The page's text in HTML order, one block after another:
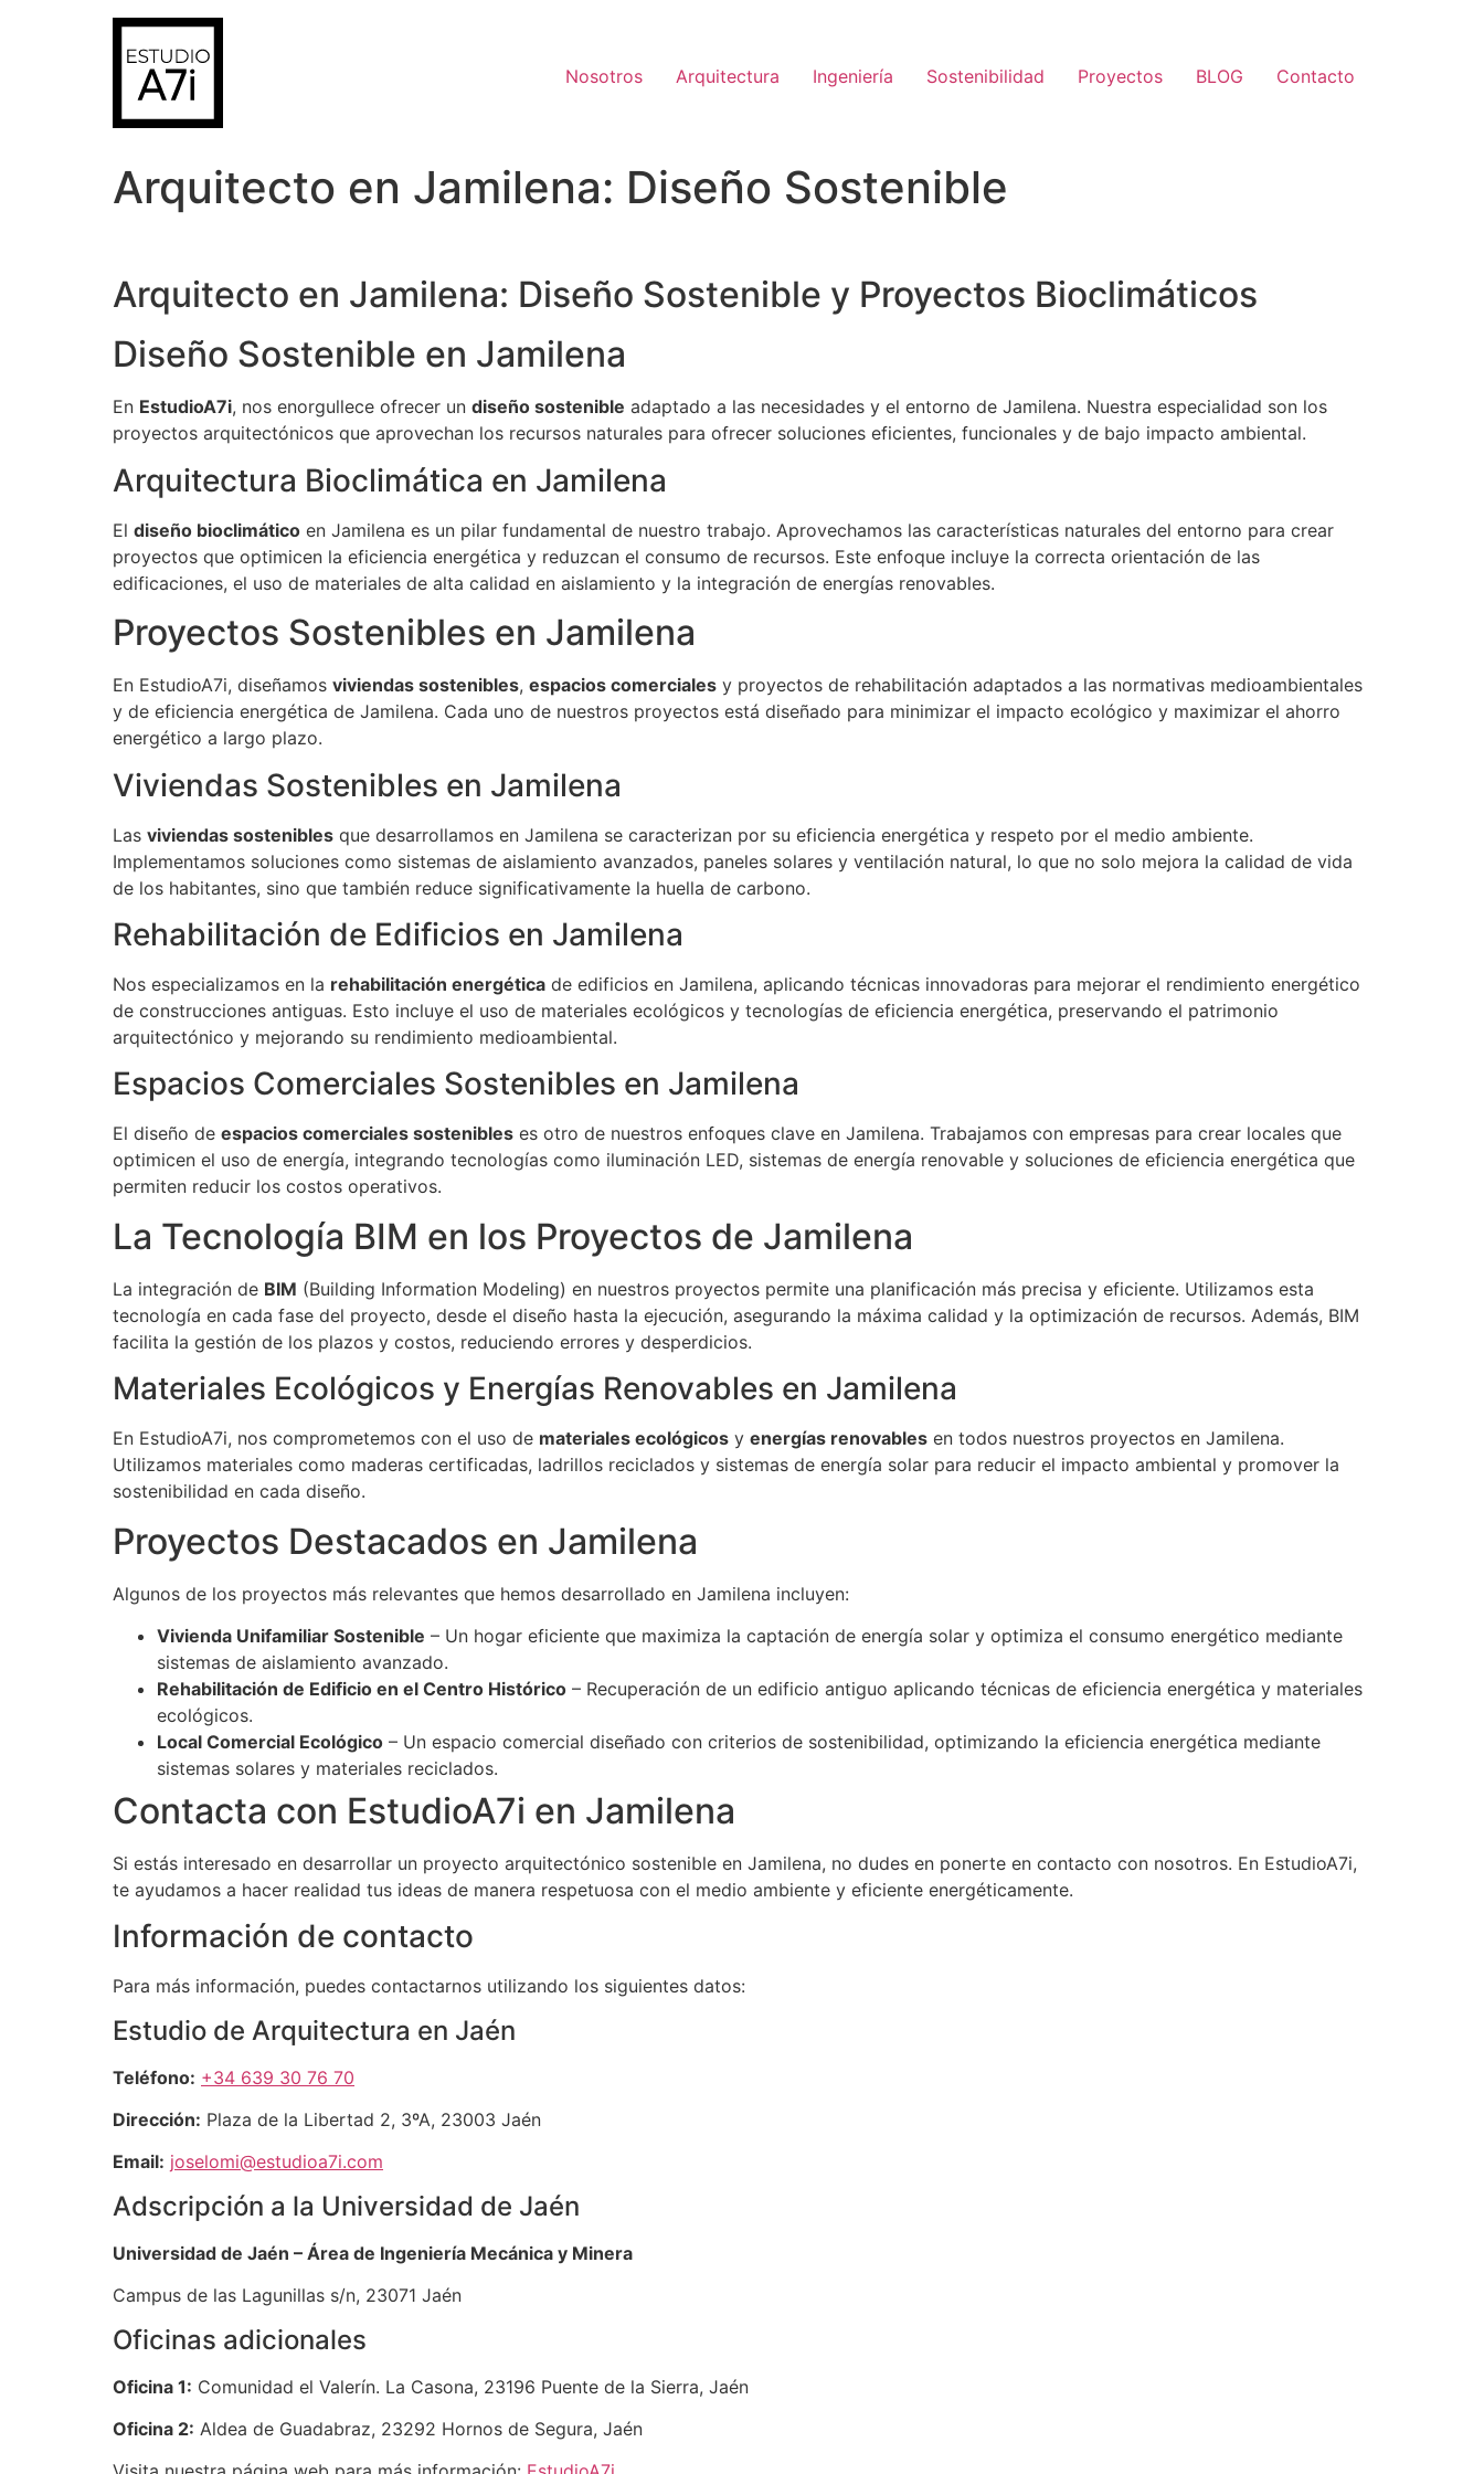
Nosotros Arquitectura Ingeniería Sostenibilidad Proyectos BLOG Contacto
Arquitecto en Jamilena: Diseño Sostenible
Arquitecto en Jamilena: Diseño Sostenible y Proyectos Bioclimáticos
Diseño Sostenible en Jamilena
En EstudioA7i, nos enorgullece ofrecer un diseño sostenible adaptado a las necesidades y el entorno de Jamilena. Nuestra especialidad son los
proyectos arquitectónicos que aprovechan los recursos naturales para ofrecer soluciones eficientes, funcionales y de bajo impacto ambiental.
Arquitectura Bioclimática en Jamilena
El diseño bioclimático en Jamilena es un pilar fundamental de nuestro trabajo. Aprovechamos las características naturales del entorno para crear
proyectos que optimicen la eficiencia energética y reduzcan el consumo de recursos. Este enfoque incluye la correcta orientación de las
edificaciones, el uso de materiales de alta calidad en aislamiento y la integración de energías renovables.
Proyectos Sostenibles en Jamilena
En EstudioA7i, diseñamos viviendas sostenibles, espacios comerciales y proyectos de rehabilitación adaptados a las normativas medioambientales
y de eficiencia energética de Jamilena. Cada uno de nuestros proyectos está diseñado para minimizar el impacto ecológico y maximizar el ahorro
energético a largo plazo.
Viviendas Sostenibles en Jamilena
Las viviendas sostenibles que desarrollamos en Jamilena se caracterizan por su eficiencia energética y respeto por el medio ambiente.
Implementamos soluciones como sistemas de aislamiento avanzados, paneles solares y ventilación natural, lo que no solo mejora la calidad de vida
de los habitantes, sino que también reduce significativamente la huella de carbono.
Rehabilitación de Edificios en Jamilena
Nos especializamos en la rehabilitación energética de edificios en Jamilena, aplicando técnicas innovadoras para mejorar el rendimiento energético
de construcciones antiguas. Esto incluye el uso de materiales ecológicos y tecnologías de eficiencia energética, preservando el patrimonio
arquitectónico y mejorando su rendimiento medioambiental.
Espacios Comerciales Sostenibles en Jamilena
El diseño de espacios comerciales sostenibles es otro de nuestros enfoques clave en Jamilena. Trabajamos con empresas para crear locales que
optimicen el uso de energía, integrando tecnologías como iluminación LED, sistemas de energía renovable y soluciones de eficiencia energética que
permiten reducir los costos operativos.
La Tecnología BIM en los Proyectos de Jamilena
La integración de BIM (Building Information Modeling) en nuestros proyectos permite una planificación más precisa y eficiente. Utilizamos esta
tecnología en cada fase del proyecto, desde el diseño hasta la ejecución, asegurando la máxima calidad y la optimización de recursos. Además, BIM
facilita la gestión de los plazos y costos, reduciendo errores y desperdicios.
Materiales Ecológicos y Energías Renovables en Jamilena
En EstudioA7i, nos comprometemos con el uso de materiales ecológicos y energías renovables en todos nuestros proyectos en Jamilena.
Utilizamos materiales como maderas certificadas, ladrillos reciclados y sistemas de energía solar para reducir el impacto ambiental y promover la
sostenibilidad en cada diseño.
Proyectos Destacados en Jamilena
Algunos de los proyectos más relevantes que hemos desarrollado en Jamilena incluyen:
Vivienda Unifamiliar Sostenible – Un hogar eficiente que maximiza la captación de energía solar y optimiza el consumo energético mediante
sistemas de aislamiento avanzado.
Rehabilitación de Edificio en el Centro Histórico – Recuperación de un edificio antiguo aplicando técnicas de eficiencia energética y materiales
ecológicos.
Local Comercial Ecológico – Un espacio comercial diseñado con criterios de sostenibilidad, optimizando la eficiencia energética mediante
sistemas solares y materiales reciclados.
Contacta con EstudioA7i en Jamilena
Si estás interesado en desarrollar un proyecto arquitectónico sostenible en Jamilena, no dudes en ponerte en contacto con nosotros. En EstudioA7i,
te ayudamos a hacer realidad tus ideas de manera respetuosa con el medio ambiente y eficiente energéticamente.
Información de contacto
Para más información, puedes contactarnos utilizando los siguientes datos:
Estudio de Arquitectura en Jaén
Teléfono: +34 639 30 76 70
Dirección: Plaza de la Libertad 2, 3ºA, 23003 Jaén
Email: joselomi@estudioa7i.com
Adscripción a la Universidad de Jaén
Universidad de Jaén – Área de Ingeniería Mecánica y Minera
Campus de las Lagunillas s/n, 23071 Jaén
Oficinas adicionales
Oficina 1: Comunidad el Valerín. La Casona, 23196 Puente de la Sierra, Jaén
Oficina 2: Aldea de Guadabraz, 23292 Hornos de Segura, Jaén